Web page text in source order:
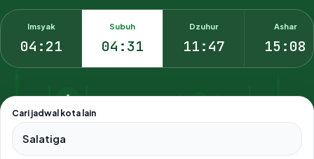
Imsyak
04:21
Subuh
04:31
Dzuhur
11:47
Ashar
15:08
Cari jadwal kota lain
Pilih salah satu dari 500+ kota dan kabupaten di Indonesia.